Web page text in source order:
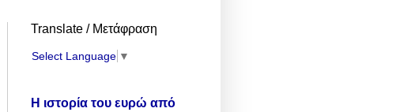
Translate / Μετάφραση
Select Language ▼
Η ιστορία του ευρώ από